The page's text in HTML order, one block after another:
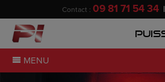
Contact : 09 81 71 54 34
MENU